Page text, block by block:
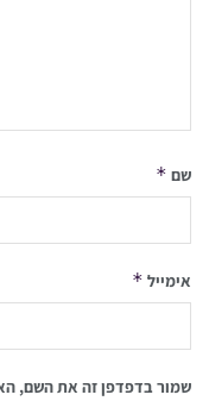
שם *
אימייל *
שמור בדפדפן זה את השם,